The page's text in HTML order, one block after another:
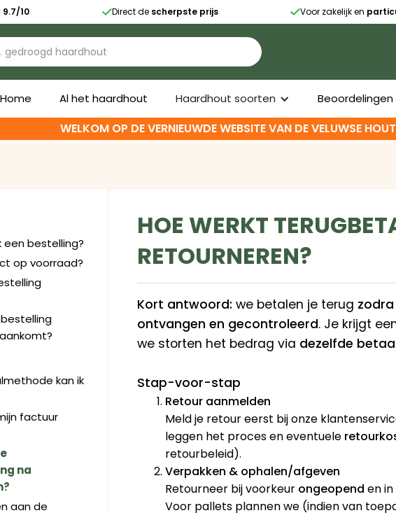
10 Direct de scherpste prijs Voor zakelijk en
Home Al het haardhout Haardhout soorten Beoordelingen
WELKOM OP DE VERNIEUWDE WEBSITE VAN DE VELUWSE
een bestelling?
op voorraad?
kan ik
factuur
na
aan de
HOE WERKT
RETOURNEREN?
Kort antwoord: we betalen je terug
ontvangen en gecontroleerd. Je krijgt
we storten het bedrag via dezelfde
Stap-voor-stap
Retour aanmelden
Meld je retour eerst bij onze
leggen het proces en eventuele
retourbeleid).
Verpakken & ophalen/afgeven
Retourneer bij voorkeur ongeopend en in
Voor pallets plannen we (indien van